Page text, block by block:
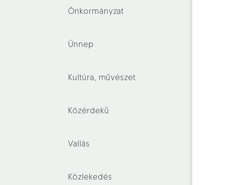
Önkormányzat
Ünnep
Kultúra, művészet
Közérdekű
Vallás
Közlekedés